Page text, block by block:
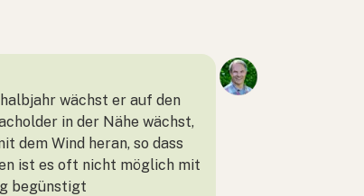
wächst er auf den
in der Nähe wächst,
dem Wind heran, so dass
ist es oft nicht möglich mit
begünstigt